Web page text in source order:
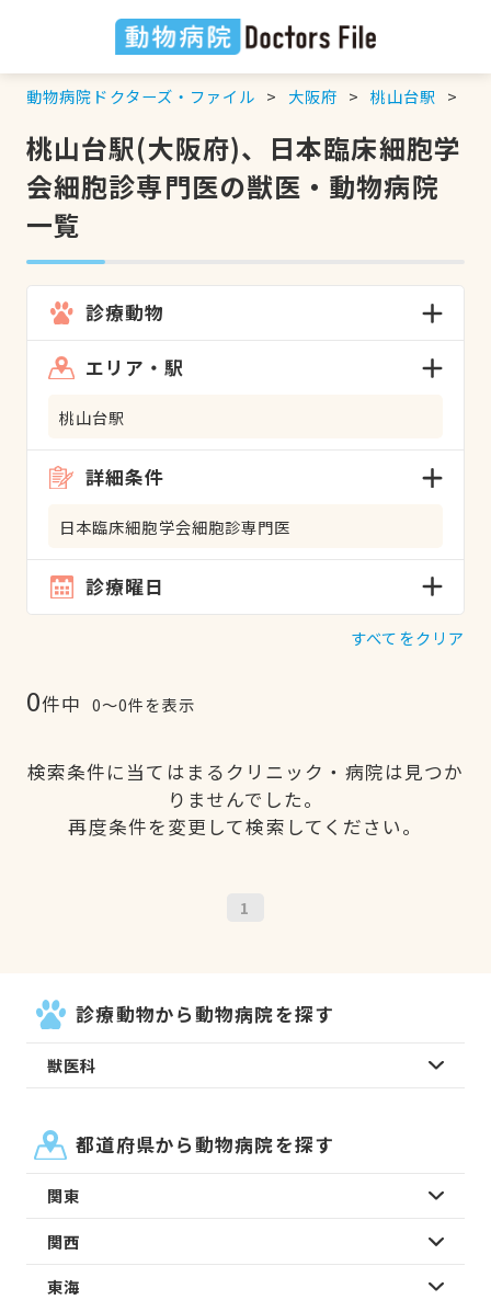
動物病院ドクターズ・ファイル 大阪府 桃山台駅
桃山台駅(大阪府)、日本臨床細胞学
会細胞診専門医の獣医・動物病院
一覧
診療動物
エリア・駅
桃山台駅
詳細条件
日本臨床細胞学会細胞診専門医
診療曜日
すべてをクリア
0件中 0〜0件を表示
検索条件に当てはまるクリニック・病院は見つか
りませんでした。
再度条件を変更して検索してください。
1
診療動物から動物病院を探す
獣医科
都道府県から動物病院を探す
関東
関西
東海